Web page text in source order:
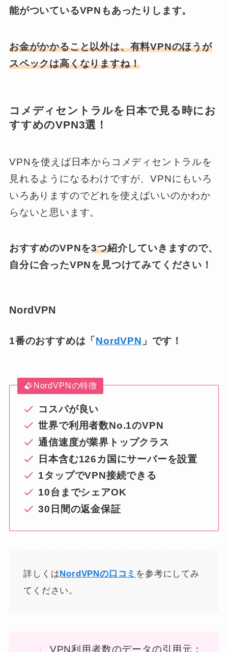
能がついているVPNもあったりします。
お金がかかること以外は、有料VPNのほうが
スペックは高くなりますね！
コメディセントラルを日本で見る時にお
すすめのVPN3選！
VPNを使えば日本からコメディセントラルを
見れるようになるわけですが、VPNにもいろ
いろありますのでどれを使えばいいのかわか
らないと思います。
おすすめのVPNを3つ紹介していきますので、
自分に合ったVPNを見つけてみてください！
NordVPN
1番のおすすめは「 NordVPN 」です！
NordVPNの特徴
コスパが良い
世界で利用者数No.1のVPN
通信速度が業界トップクラス
日本含む126カ国にサーバーを設置
1タップでVPN接続できる
10台までシェアOK
30日間の返金保証
詳しくはNordVPNの口コミ を参考にしてみ
てください。
VPN利用者数のデータの引用元：